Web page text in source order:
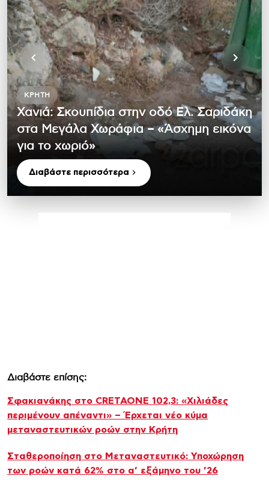
ΚΡΉΤΗ
Χανιά: Σκουπίδια στην οδό Ελ. Σαριδάκη
στα Μεγάλα Χωράφια – «Άσχημη εικόνα
για το χωριό»
Διαβάστε περισσότερα
Διαβάστε επίσης:
Σφακιανάκης στο CRETAONE 102,3: «Χιλιάδες
περιμένουν απέναντι» – Έρχεται νέο κύμα
μεταναστευτικών ροών στην Κρήτη
Σταθεροποίηση στο Μεταναστευτικό: Υποχώρηση
των ροών κατά 62% στο α’ εξάμηνο του ’26